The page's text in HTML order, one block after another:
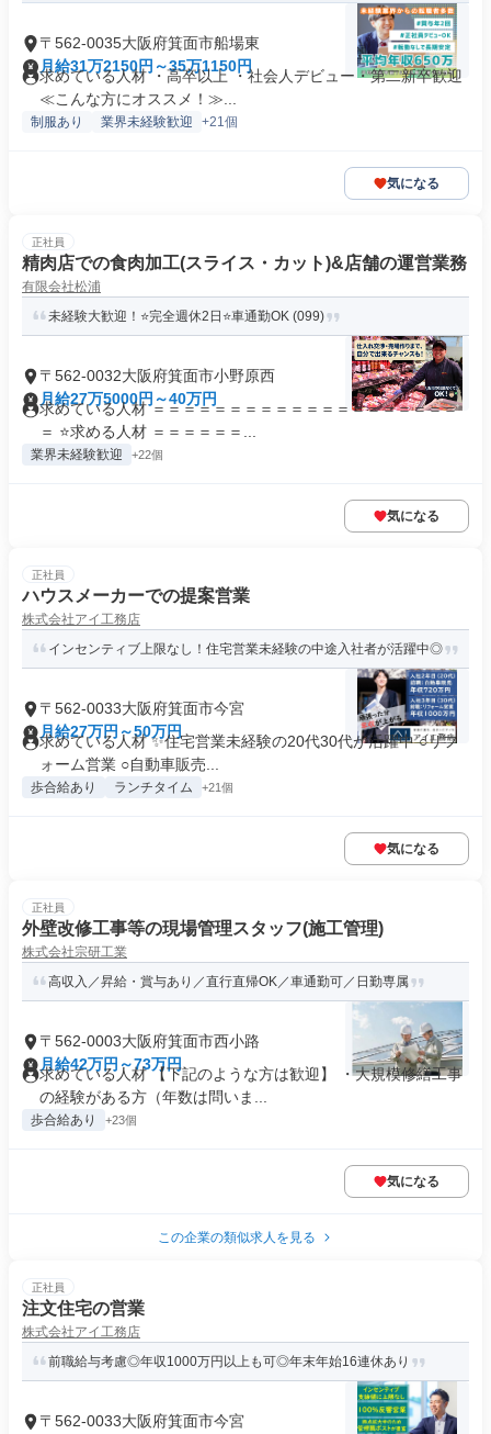
〒562-0035大阪府箕面市船場東
月給31万2150円～35万1150円
求めている人材 ・高卒以上 ・社会人デビュー・第二新卒歓迎
≪こんな方にオススメ！≫...
制服あり 業界未経験歓迎 +21個
気になる
正社員
精肉店での食肉加工(スライス・カット)&店舗の運営業務
有限会社松浦
未経験大歓迎！⭐完全週休2日⭐車通勤OK (099)
〒562-0032大阪府箕面市小野原西
月給27万5000円～40万円
求めている人材 ＝＝＝＝＝＝＝＝＝＝＝＝＝＝＝＝＝＝＝＝
＝ ⭐求める人材 ＝＝＝＝＝＝...
業界未経験歓迎 +22個
気になる
正社員
ハウスメーカーでの提案営業
株式会社アイ工務店
インセンティブ上限なし！住宅営業未経験の中途入社者が活躍中◎
〒562-0033大阪府箕面市今宮
月給27万円～50万円
求めている人材 ✨住宅営業未経験の20代30代が活躍中 ○リフ
ォーム営業 ○自動車販売...
歩合給あり ランチタイム +21個
気になる
正社員
外壁改修工事等の現場管理スタッフ(施工管理)
株式会社宗研工業
高収入／昇給・賞与あり／直行直帰OK／車通勤可／日勤専属
〒562-0003大阪府箕面市西小路
月給42万円～73万円
求めている人材 【下記のような方は歓迎】 ・大規模修繕工事
の経験がある方（年数は問いま...
歩合給あり +23個
気になる
この企業の類似求人を見る
正社員
注文住宅の営業
株式会社アイ工務店
前職給与考慮◎年収1000万円以上も可◎年末年始16連休あり
〒562-0033大阪府箕面市今宮